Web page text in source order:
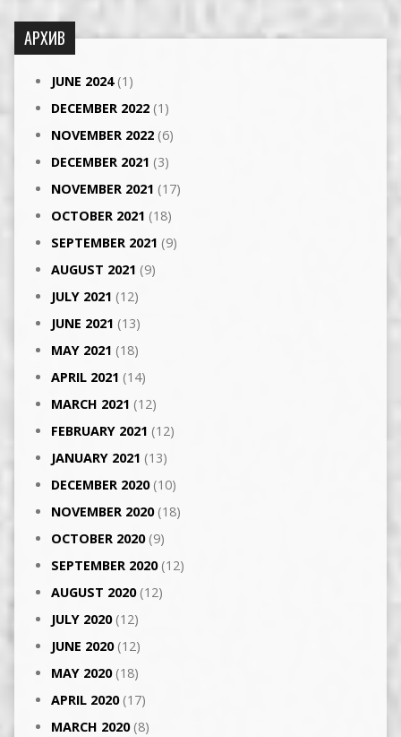
АРХИВ
JUNE 2024(1)
DECEMBER 2022 (1)
NOVEMBER 2022 (6)
DECEMBER 2021 (3)
NOVEMBER 2021 (17)
OCTOBER 2021 (18)
SEPTEMBER 2021 (9)
AUGUST 2021 (9)
JULY 2021 (12)
JUNE 2021 (13)
MAY 2021 (18)
APRIL 2021 (14)
MARCH 2021 (12)
FEBRUARY 2021 (12)
JANUARY 2021 (13)
DECEMBER 2020(10)
NOVEMBER 2020(18)
OCTOBER 2020(9)
SEPTEMBER 2020(12)
AUGUST 2020(12)
JULY 2020(12)
JUNE 2020(12)
MAY 2020(18)
APRIL 2020(17)
MARCH 2020(8)